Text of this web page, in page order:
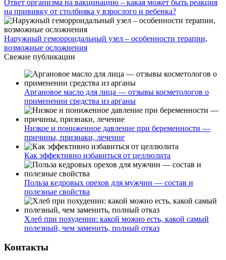
Ответ организма на вакцинацию – какая может быть реакция
на прививку от столбняка у взрослого и ребенка?
Наружный геморроидальный узел – особенности терапии,
возможные осложнения
Свежие публикации
Аргановое масло для лица — отзывы косметологов о
применении средства из арганы
Низкое и пониженное давление при беременности —
причины, признаки, лечение
Как эффективно избавиться от целлюлита
Польза кедровых орехов для мужчин — состав и
полезные свойства
Хлеб при похудении: какой можно есть, какой самый
полезный, чем заменить, полный отказ
Контакты